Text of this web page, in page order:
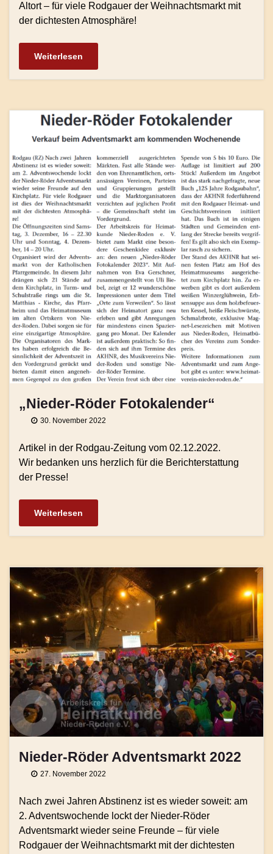
Altort – für viele Rodgauer der Weihnachtsmarkt mit
der dichtesten Atmosphäre!
Weiterlesen
„Nieder-Röder Fotokalender“
30. November 2022
Artikel in der Rodgau-Zeitung vom 02.12.2022.
Wir bedanken uns herzlich für die Berichterstattung
der Presse!
Weiterlesen
Nieder-Röder Adventsmarkt 2022
27. November 2022
Nach zwei Jahren Abstinenz ist es wieder soweit: am
2. Adventswochende lockt der Nieder-Röder
Adventsmarkt wieder seine Freunde – für viele
Rodgauer der Weihnachtsmarkt mit der dichtesten